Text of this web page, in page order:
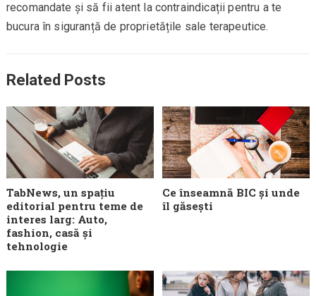
recomandate și să fii atent la contraindicații pentru a te
bucura în siguranță de proprietățile sale terapeutice.
Related Posts
TabNews, un spațiu
editorial pentru teme de
interes larg: Auto,
fashion, casă și
tehnologie
Ce înseamnă BIC și unde
îl găsești